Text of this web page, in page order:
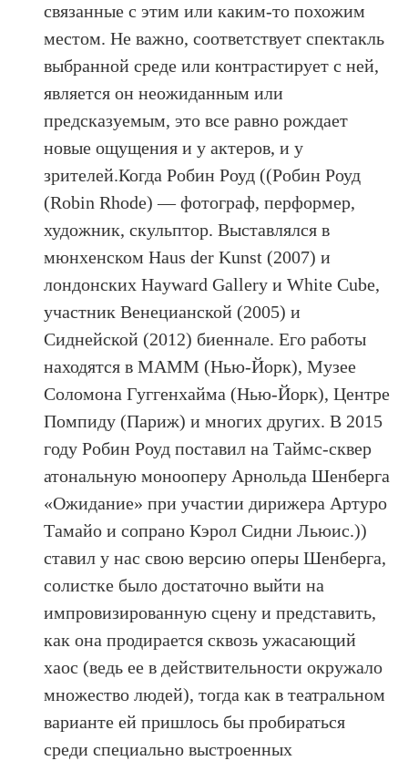
связанные с этим или каким-то похожим
местом. Не важно, соответствует спектакль
выбранной среде или контрастирует с ней,
является он неожиданным или
предсказуемым, это все равно рождает
новые ощущения и у актеров, и у
зрителей.Когда Робин Роуд ((Робин Роуд
(Robin Rhode) — фотограф, перформер,
художник, скульптор. Выставлялся в
мюнхенском Haus der Kunst (2007) и
лондонских Hayward Gallery и White Cube,
участник Венецианской (2005) и
Сиднейской (2012) биеннале. Его работы
находятся в МАММ (Нью-Йорк), Музее
Соломона Гуггенхайма (Нью-Йорк), Центре
Помпиду (Париж) и многих других. В 2015
году Робин Роуд поставил на Таймс-сквер
атональную монооперу Арнольда Шенберга
«Ожидание» при участии дирижера Артуро
Тамайо и сопрано Кэрол Сидни Льюис.))
ставил у нас свою версию оперы Шенберга,
солистке было достаточно выйти на
импровизированную сцену и представить,
как она продирается сквозь ужасающий
хаос (ведь ее в действительности окружало
множество людей), тогда как в театральном
варианте ей пришлось бы пробираться
среди специально выстроенных